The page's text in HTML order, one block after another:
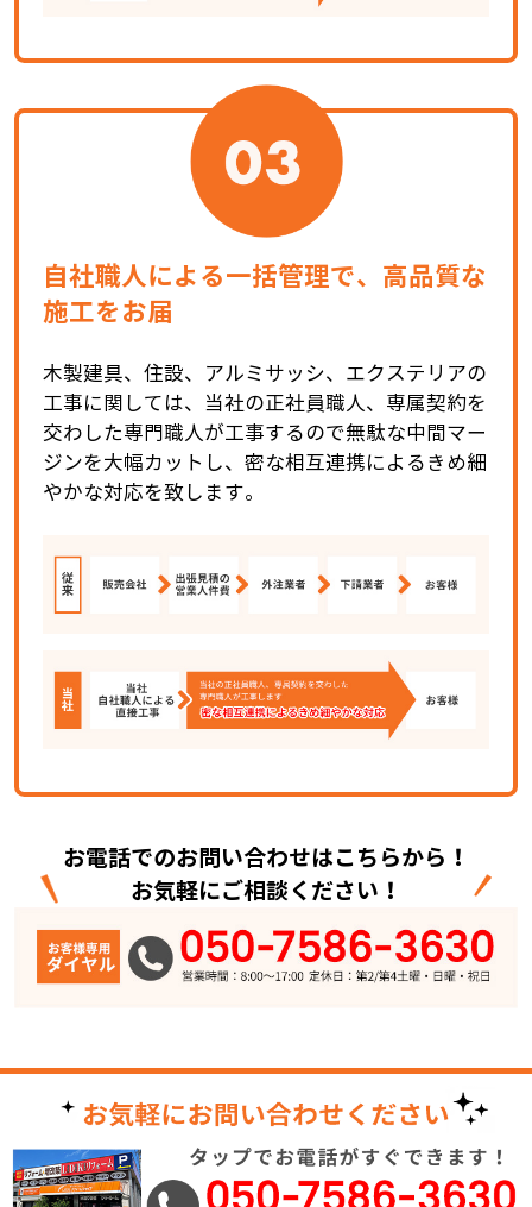
自社職人による一括管理で、高品質な
施工をお届
木製建具、住設、アルミサッシ、エクステリアの
工事に関しては、当社の正社員職人、専属契約を
交わした専門職人が工事するので無駄な中間マー
ジンを大幅カットし、密な相互連携によるきめ細
やかな対応を致します。
お電話でのお問い合わせはこちらから！
お気軽にご相談ください！